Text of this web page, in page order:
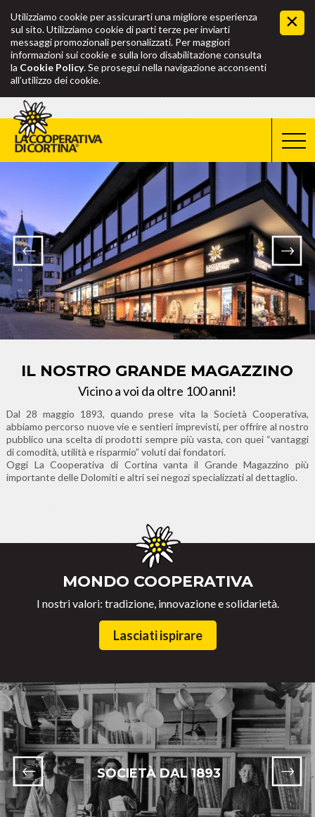
Utilizziamo cookie per assicurarti una migliore esperienza
sul sito. Utilizziamo cookie di parti terze per inviarti
messaggi promozionali personalizzati. Per maggiori
informazioni sui cookie e sulla loro disabilitazione consulta
la Cookie Policy. Se prosegui nella navigazione acconsenti
all’utilizzo dei cookie.
IL NOSTRO GRANDE MAGAZZINO
Vicino a voi da oltre 100 anni!
Dal 28 maggio 1893, quando prese vita la Società Cooperativa,
abbiamo percorso nuove vie e sentieri imprevisti, per offrire al nostro
pubblico una scelta di prodotti sempre più vasta, con quei “vantaggi
di comodità, utilità e risparmio” voluti dai fondatori.
Oggi La Cooperativa di Cortina vanta il Grande Magazzino più
importante delle Dolomiti e altri sei negozi specializzati al dettaglio.
MONDO COOPERATIVA
I nostri valori: tradizione, innovazione e solidarietà.
Lasciati ispirare
SOCIETÀ DAL 1893